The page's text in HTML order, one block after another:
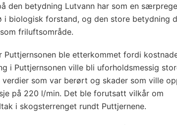
den betydning Lutvann har som en
i biologisk forstand, og den store betydning
friluftsområde.
Puttjernsonen ble etterkommet fordi
i Puttjernsonen ville bli uforholdsmessig
som var berørt og skader som ville
på 220 l/min. Det ble forutsatt vilkår om
i skogsterrenget rundt Puttjernene.